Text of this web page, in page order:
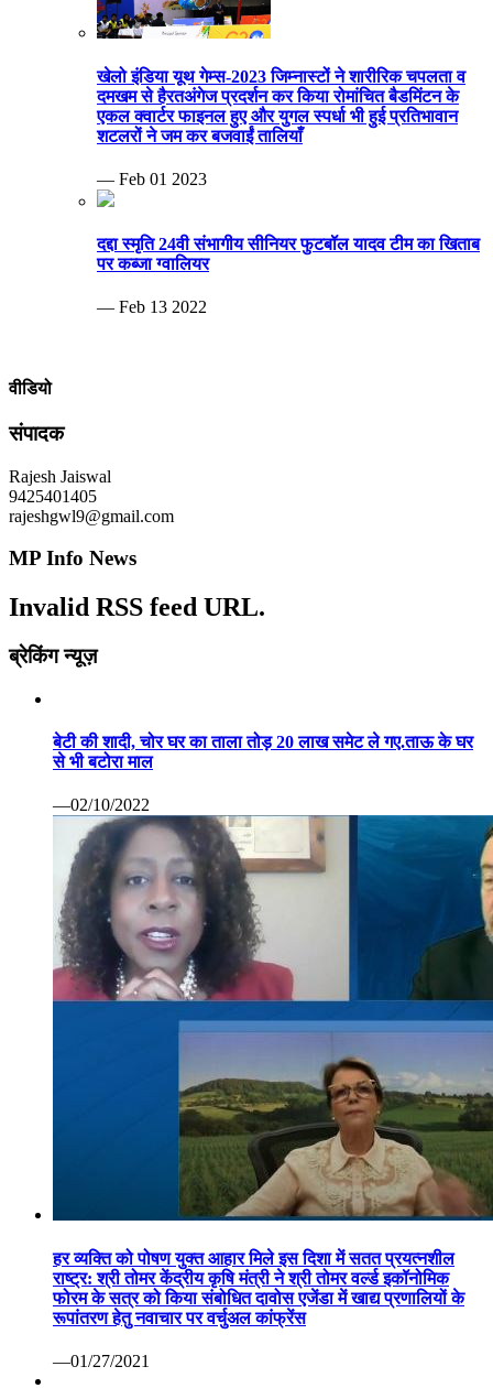
खेलो इंडिया यूथ गेम्स-2023 जिम्नास्टों ने शारीरिक चपलता व
दमखम से हैरतअंगेज प्रदर्शन कर किया रोमांचित बैडमिंटन के
एकल क्वार्टर फाइनल हुए और युगल स्पर्धा भी हुई प्रतिभावान
शटलरों ने जम कर बजवाईं तालियाँ
— Feb 01 2023
दद्दा स्मृति 24वी संभागीय सीनियर फुटबॉल यादव टीम का खिताब
पर कब्जा ग्वालियर
— Feb 13 2022
वीडियो
संपादक
Rajesh Jaiswal
9425401405
rajeshgwl9@gmail.com
MP Info News
Invalid RSS feed URL.
ब्रेकिंग न्यूज़
बेटी की शादी, चोर घर का ताला तोड़ 20 लाख समेट ले गए.ताऊ के घर
से भी बटोरा माल
—02/10/2022
हर व्यक्ति को पोषण युक्त आहार मिले इस दिशा में सतत प्रयत्नशील
राष्ट्र: श्री तोमर केंद्रीय कृषि मंत्री ने श्री तोमर वर्ल्ड इकॉनोमिक
फोरम के सत्र को किया संबोधित दावोस एजेंडा में खाद्य प्रणालियों के
रूपांतरण हेतु नवाचार पर वर्चुअल कांफ्रेंस
—01/27/2021